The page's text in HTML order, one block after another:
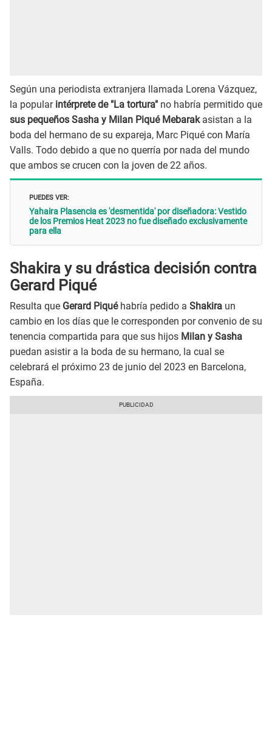
Según una periodista extranjera llamada Lorena Vázquez,
la popularintérprete de "La tortura" no habría permitido que
sus pequeños Sasha y Milan Piqué Mebarakasistan a la
boda del hermano de su expareja, Marc Piqué con María
Valls. Todo debido a que no querría por nada del mundo
que ambos se crucen con la joven de 22 años.
PUEDES VER:
Yahaira Plasencia es 'desmentida' por diseñadora: Vestido
de los Premios Heat 2023 no fue diseñado exclusivamente
para ella
Shakira y su drástica decisión contra
Gerard Piqué
Resulta que Gerard Piquéhabría pedido a Shakira un
cambio en los días que le corresponden por convenio de su
tenencia compartida para que sus hijos Milan y Sasha
puedan asistir a la boda de su hermano, la cual se
celebrará el próximo 23 de junio del 2023 en Barcelona,
España.